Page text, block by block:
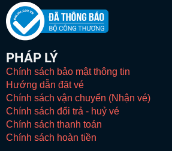
PHÁP LÝ
Chính sách bảo mật thông tin
Hướng dẫn đặt vé
Chính sách vận chuyển (Nhận vé)
Chính sách đổi trả - huỷ vé
Chính sách thanh toán
Chính sách hoàn tiền